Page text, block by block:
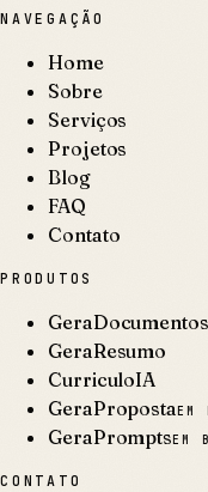
NAVEGAÇÃO
Home
Sobre
Serviços
Projetos
Blog
FAQ
Contato
PRODUTOS
GeraDocumentos
GeraResumo
CurriculoIA
GeraPropostaEM
GeraPromptsEM
CONTATO